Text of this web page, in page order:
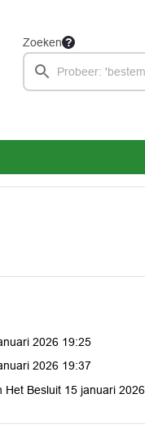
Zoeken
2026 19:25
2026 19:37
Het Besluit 15 januari 2026